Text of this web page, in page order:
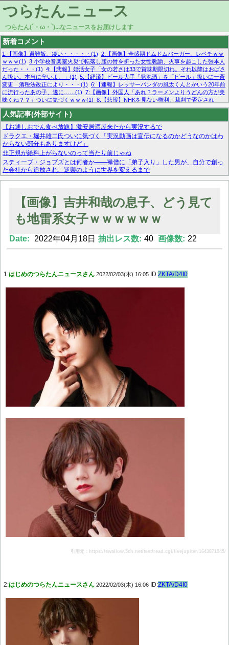
つらたんニュース
つらたん(´・ω・`)...なニュースをお届けします
新着コメント
1:【画像】避難飯、凄い・・・・・(1) 2:【画像】全盛期ドムドムバーガー、レベチｗｗ
ｗｗｗ(1) 3:小学校音楽室火災で転落し腰の骨を折った女性教諭、火事を起こした張本人
だった・・・(1) 4:【悲報】婚活女子「女の若さは33で賞味期限切れ。それ以降はおばさ
ん扱い。本当に辛いよ。」(1) 5:【経済】ビール大手「発泡酒」を「ビール」扱いに一斉
変更 酒税法改正により・・・(1) 6:【速報】レッサーパンダの風太くんとかいう20年前
に流行ったあの子、遂に……(1) 7:【画像】外国人「あれ？ラーメンよりうどんの方が美
味くね？？」ついに気づくｗｗｗ(1) 8:【悲報】NHKを見ない権利、裁判で否定され
る・・・(1) 9:欧州委員長「原発縮小は間違いでした」(1) 10:【悲報】日本企業の人手不
足、限界突破 52%「正社員も足りてません…」(1)
人気記事(外部サイト)
【お通しおでん食べ放題】激安居酒屋来たから実況するで
ドラクエ・堀井雄二氏ついに気づく「実況動画は宣伝になるのかどうなのかはわ
からない部分もありますけど」
非正規が給料上がらないのって当たり前じゃね
スティーブ・ジョブズとは何者か——禅僧に「弟子入り」した男が、自分で創っ
た会社から追放され、逆襲のように世界を変えるまで
マーベル帝国、まさかの反省！？『サンダーボルツ』の高評価は本物か？ディズ
【モー娘。石田亜佑美】ファーストテイク出演も新規獲得ならず？北川莉央が1
【画像あり】FacebookとかTwitterで拾ったエロ画像貼ってくよ
Powered by livedoor 相互RSS
【画像】吉井和哉の息子、どう見て
も地雷系女子ｗｗｗｗｗｗ
Date: 2022年04月18日 抽出レス数: 40 画像数: 22
1:はじめのつらたんニュースさん 2022/02/03(木) 16:05 ID:ZKTA/D4I0
引用元：https://swallow.5ch.net/test/read.cgi/livejupiter/1643871945/
2:はじめのつらたんニュースさん 2022/02/03(木) 16:06 ID:ZKTA/D4I0